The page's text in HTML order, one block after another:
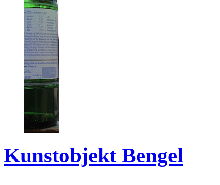
Kunstobjekt Bengel